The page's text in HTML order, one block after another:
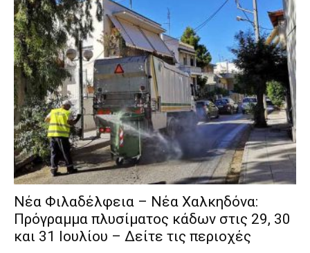
Νέα Φιλαδέλφεια – Νέα Χαλκηδόνα:
Πρόγραμμα πλυσίματος κάδων στις 29, 30
και 31 Ιουλίου – Δείτε τις περιοχές